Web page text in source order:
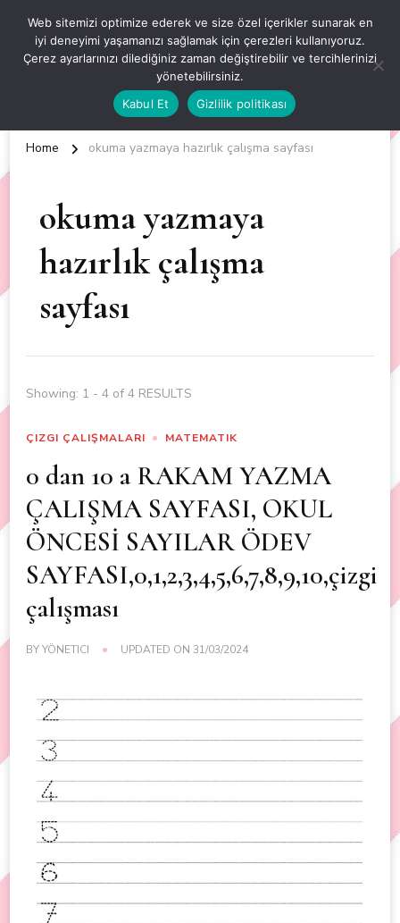
OKUL ÖNCESİ ETKİNLİKLER
EN YENİ VE ÖZGÜN OKUL ÖNCESİ ETKİNLİKLERİ
Home okuma yazmaya hazırlık çalışma sayfası
okuma yazmaya
hazırlık çalışma
sayfası
Showing: 1 - 4 of 4 RESULTS
ÇIZGI ÇALIŞMALARI MATEMATIK
0 dan 10 a RAKAM YAZMA
ÇALIŞMA SAYFASI, OKUL
ÖNCESİ SAYILAR ÖDEV
SAYFASI,0,1,2,3,4,5,6,7,8,9,10,çizgi
çalışması
BYYÖNETICI UPDATED ON 31/03/2024
Web sitemizi optimize ederek ve size özel içerikler sunarak en
iyi deneyimi yaşamanızı sağlamak için çerezleri kullanıyoruz.
Çerez ayarlarınızı dilediğiniz zaman değiştirebilir ve tercihlerinizi
yönetebilirsiniz.
Kabul Et
Gizlilik politikası